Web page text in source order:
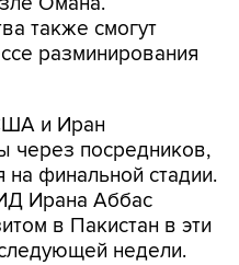
также смогут
разминирования
и Иран
через посредников,
на финальной стадии.
Ирана Аббас
в Пакистан в эти
недели.